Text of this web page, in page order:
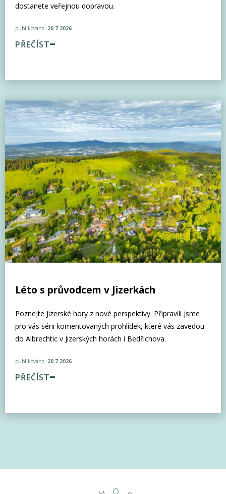
dostanete veřejnou dopravou.
publikováno 20.7.2026
PŘEČÍST
Léto s průvodcem v Jizerkách
Poznejte Jizerské hory z nové perspektivy. Připravili jsme
pro vás sérii komentovaných prohlídek, které vás zavedou
do Albrechtic v Jizerských horách i Bedřichova.
publikováno 20.7.2026
PŘEČÍST
O